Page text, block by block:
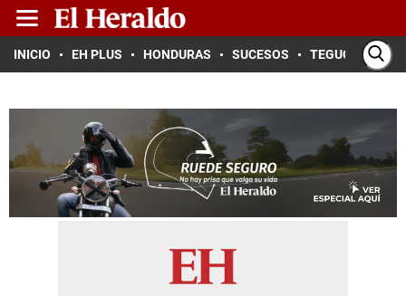
INICIO EH PLUS HONDURAS SUCESOS TEGUCIGALPA